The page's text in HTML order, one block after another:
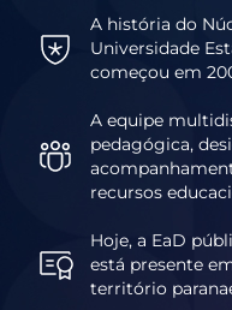
A história do
Universidade
começou em
A equipe
pedagógica,
recursos
Hoje, a EaD
está presente
território